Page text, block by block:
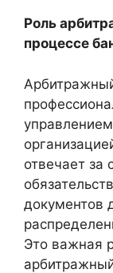
Роль
процессе
отвечает за
документов
Это важная